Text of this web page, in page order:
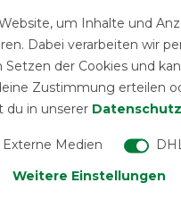
Nur zu
um Inhalte und
Dabei verarbeiten wir
der Cookies und
Zustimmung erteilen
du in unserer
Externe Medien
Weitere Einstellungen